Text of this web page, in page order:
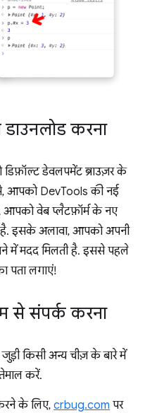
करना
डिफ़ॉल्ट डेवलपमेंट ब्राउज़र के
से, आपको DevTools की नई
आपको वेब प्लैटफ़ॉर्म के नए
इसके अलावा, आपको अपनी
में मदद मिलती है. इससे पहले
पता लगाएं!
से संपर्क करना
किसी अन्य चीज़ के बारे में
करें.
के लिए, crbug.com पर